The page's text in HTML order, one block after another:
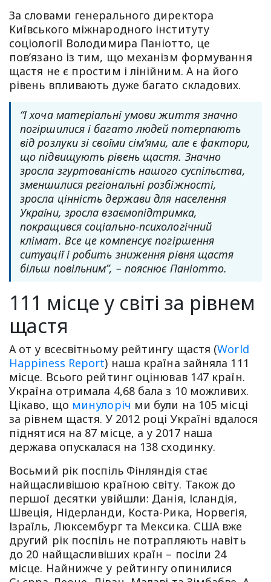
За словами генерального директора
Київського міжнародного інституту
соціології Володимира Паніотто, це
пов’язано із тим, що механізм формування
щастя не є простим і лінійним. А на його
рівень впливають дуже багато складових.
“І хоча матеріальні умови життя значно
погіршилися і багато людей потерпають
від розлуки зі своїми сім’ями, але є фактори,
що підвищують рівень щастя. Значно
зросла згуртованість нашого суспільства,
зменшилися регіональні розбіжності,
зросла цінність держави для населення
України, зросла взаємопідтримка,
покращився соціально-психологічний
клімат. Все це компенсує погіршення
ситуації і робить зниження рівня щастя
більш повільним”, – пояснює Паніотто.
111 місце у світі за рівнем
щастя
А от у всесвітньому рейтингу щастя (World
Happiness Report) наша країна зайняла 111
місце. Всього рейтинг оцінював 147 країн.
Україна отримала 4,68 бала з 10 можливих.
Цікаво, що минулоріч ми були на 105 місці
за рівнем щастя. У 2012 році Україні вдалося
піднятися на 87 місце, а у 2017 наша
держава опускалася на 138 сходинку.
Восьмий рік поспіль Фінляндія стає
найщасливішою країною світу. Також до
першої десятки увійшли: Данія, Ісландія,
Швеція, Нідерланди, Коста-Рика, Норвегія,
Ізраїль, Люксембург та Мексика. США вже
другий рік поспіль не потрапляють навіть
до 20 найщасливіших країн – посіли 24
місце. Найнижче у рейтингу опинилися